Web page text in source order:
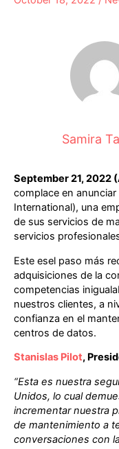
Samira
September 21, 2022
complace en anunciar
International), una
de sus servicios de
servicios
Este esel paso más
adquisiciones de la
competencias
nuestros clientes, a
confianza en el
centros de datos.
Stanislas Pilot,
“Esta es nuestra
Unidos, lo cual
incrementar nuestra
de mantenimiento a
conversaciones con